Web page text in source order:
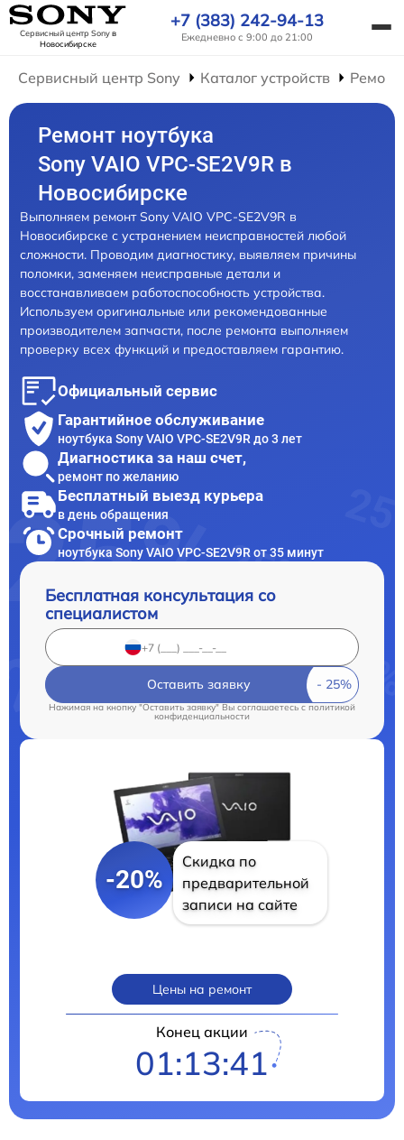
Сервисный центр Sonyв
Новосибирске
+7 (383) 242-94-13
Ежедневно с 9:00 до 21:00
Сервисный центр Sony Каталог устройств
Ремонт ноутбука
Sony VAIO VPC-SE2V9R в
Новосибирске
Выполняем ремонт Sony VAIO VPC-SE2V9R в
Новосибирске с устранением неисправностей любой
сложности. Проводим диагностику, выявляем причины
поломки, заменяем неисправные детали и
восстанавливаем работоспособность устройства.
Используем оригинальные или рекомендованные
производителем запчасти, после ремонта выполняем
проверку всех функций и предоставляем гарантию.
Официальный сервис
Гарантийное обслуживание
ноутбука Sony VAIO VPC-SE2V9R до 3 лет
Диагностика за наш счет,
ремонт по желанию
Бесплатный выезд курьера
в день обращения
Срочный ремонт
ноутбука Sony VAIO VPC-SE2V9R от 35 минут
Бесплатная консультация со
специалистом
Оставить заявку
Нажимая на кнопку "Оставить заявку" Вы соглашаетесь c политикой
конфиденциальности
-20%
Скидка по
предварительной
записи на сайте
Цены на ремонт
Конец акции
01:13:40